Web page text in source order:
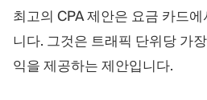
최고의 CPA 제안은 요금 카드
니다. 그것은 트래픽 단위당 가
익을 제공하는 제안입니다.